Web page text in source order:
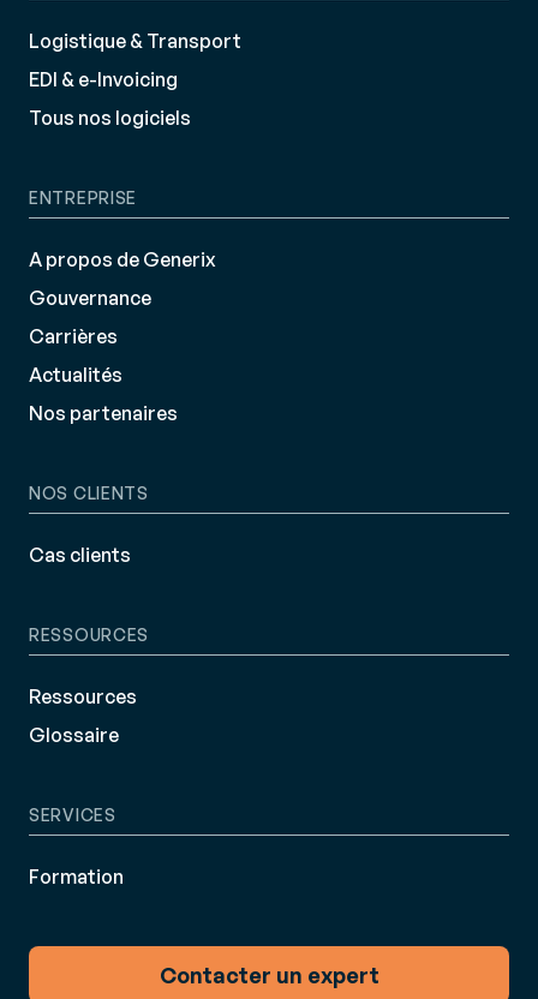
Logistique & Transport
EDI & e-Invoicing
Tous nos logiciels
ENTREPRISE
A propos de Generix
Gouvernance
Carrières
Actualités
Nos partenaires
NOS CLIENTS
Cas clients
RESSOURCES
Ressources
Glossaire
SERVICES
Formation
Contacter un expert